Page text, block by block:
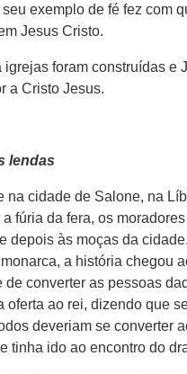
exemplo de fé fez com
Jesus Cristo.
igrejas foram construídas e
a Cristo Jesus.
lendas
na cidade de Salone, na
fúria da fera, os
depois às moças da
a história chegou
de converter as pessoas
oferta ao rei, dizendo que
deveriam se converter
tinha ido ao encontro do